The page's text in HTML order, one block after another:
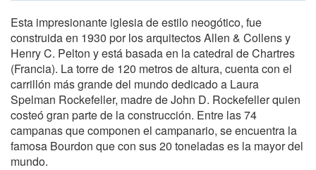
Esta impresionante iglesia de estilo neogótico, fue
construida en 1930 por los arquitectos Allen & Collens y
Henry C. Pelton y está basada en la catedral de Chartres
(Francia). La torre de 120 metros de altura, cuenta con el
carrillón más grande del mundo dedicado a Laura
Spelman Rockefeller, madre de John D. Rockefeller quien
costeó gran parte de la construcción. Entre las 74
campanas que componen el campanario, se encuentra la
famosa Bourdon que con sus 20 toneladas es la mayor del
mundo.